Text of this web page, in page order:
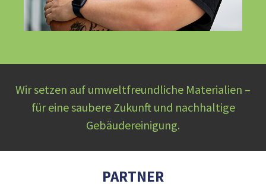
Wir setzen auf umweltfreundliche Materialien –
für eine saubere Zukunft und nachhaltige
Gebäudereinigung.
PARTNER